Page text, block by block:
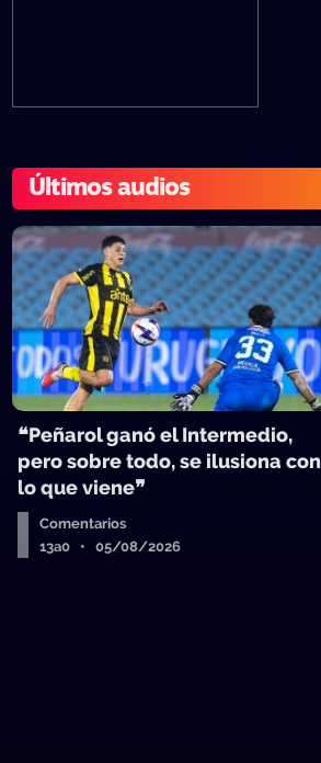
Últimos audios
❝Peñarol ganó el Intermedio,
pero sobre todo, se ilusiona con
lo que viene❞
Comentarios
13a0 • 05/08/2026